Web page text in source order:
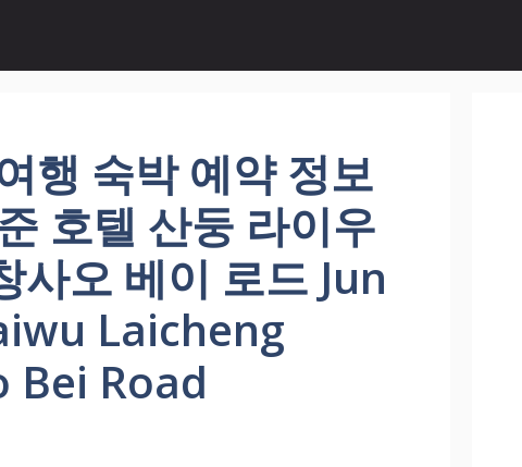
행 숙박 예약 정보
호텔 산둥 라이우
사오 베이 로드 Jun
Laicheng
Bei Road